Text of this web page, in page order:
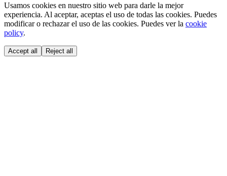
Usamos cookies en nuestro sitio web para darle la mejor
experiencia. Al aceptar, aceptas el uso de todas las cookies. Puedes
modificar o rechazar el uso de las cookies. Puedes ver la cookie
policy.
Accept all Reject all